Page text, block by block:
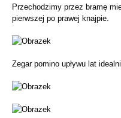
Przechodzimy przez bramę
pierwszej po prawej knajpie.
Zegar pomino upływu lat